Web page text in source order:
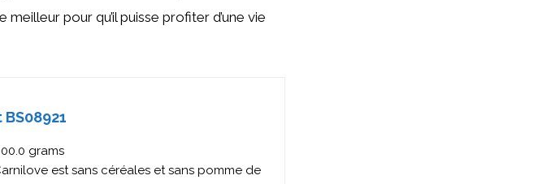
pour qu’il puisse profiter d’une vie
grams
est sans céréales et sans pomme de